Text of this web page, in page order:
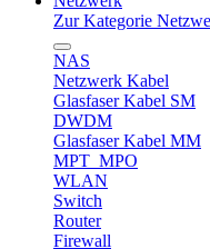
Zur Kategorie
NAS
Netzwerk Kabel
Glasfaser Kabel SM
DWDM
Glasfaser Kabel MM
MPT_MPO
WLAN
Switch
Router
Firewall